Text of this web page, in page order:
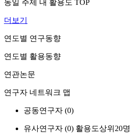
동일 주제 내 활용도 TOP
더보기
연도별 연구동향
연도별 활용동향
연관논문
연구자 네트워크 맵
공동연구자 (0)
유사연구자 (0) 활용도상위20명